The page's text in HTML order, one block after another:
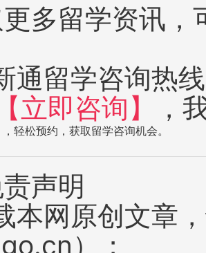
多留学资讯
通留学咨询热
【立即咨询】 ，
，轻松预约，获取留学咨询机会。
声明
本网原创文章
）；